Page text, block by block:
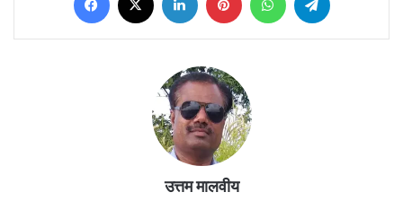
उत्तम मालवीय